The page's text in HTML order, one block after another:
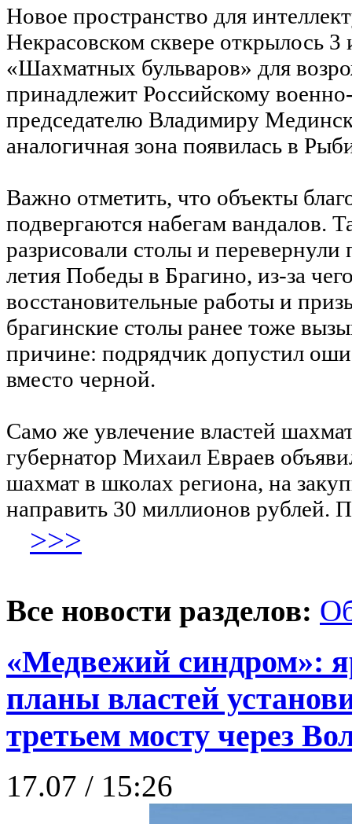
Новое пространство для
Некрасовском сквере открылось
«Шахматных бульваров» для
принадлежит Российскому
председателю Владимиру
аналогичная зона появилась в
Важно отметить, что объекты
подвергаются набегам вандалов.
разрисовали столы и
летия Победы в Брагино, из-за
восстановительные работы и
брагинские столы ранее тоже
причине: подрядчик допустил
вместо черной.
Само же увлечение властей
губернатор Михаил Евраев
шахмат в школах региона, на
направить 30 миллионов рублей.
>>>
Все новости разделов:
«Медвежий синдром»:
планы властей
третьем мосту через
17.07 / 15:26